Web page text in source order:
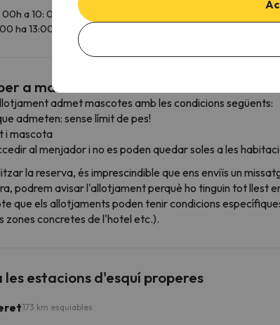
a 10: 00h.
ha 13:00 hi de 16:00 ha 19:00 h. Si teniu previst arribar
a mascotes
admet mascotes amb les condicions següents:
admeten: sense límit de pes!
i mascota
al menjador i no es poden quedar soles a les
la reserva, és imprescindible que ens enviïs un
podrem avisar l'allotjament perquè ho tinguin tot llest
que els allotjaments poden tenir condicions
zones concretes de l'hotel etc.).
les estacions d'esquí properes
173 km esquiables